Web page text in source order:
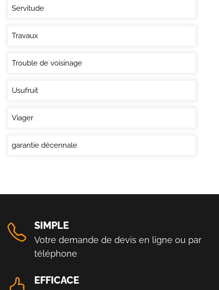
Servitude
Travaux
Trouble de voisinage
Usufruit
Viager
garantie décennale
SIMPLE
Votre demande de devis en ligne ou par
téléphone
EFFICACE